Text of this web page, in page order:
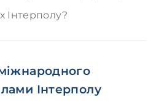
Інтерполу?
Інтерполу